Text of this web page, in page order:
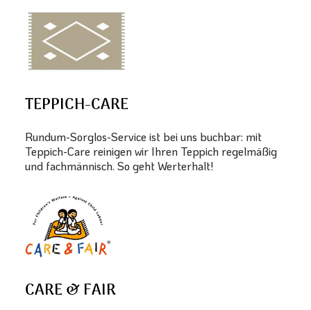
TEPPICH-CARE
Rundum-Sorglos-Service ist bei uns buchbar: mit
Teppich-Care reinigen wir Ihren Teppich regelmäßig
und fachmännisch. So geht Werterhalt!
CARE & FAIR